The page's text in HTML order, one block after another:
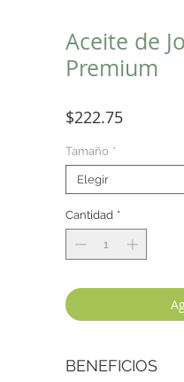
Aceite de
Premium
$222.75Precio
Tamaño *
Elegir
Cantidad *
BENEFICIOS